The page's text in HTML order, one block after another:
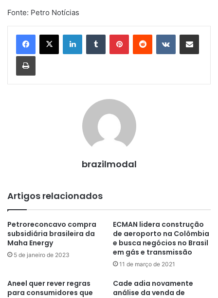
Fonte: Petro Notícias
LinkedinTumblr PinterestReddit VK Compartilhar via e-mail
Imprimir
brazilmodal
Artigos relacionados
Petroreconcavo compra
subsidiária brasileira da
Maha Energy
5 de janeiro de 2023
ECMAN lidera construção
de aeroporto na Colômbia
e busca negócios no Brasil
em gás e transmissão
11 de março de 2021
Aneel quer rever regras
para consumidores que
Cade adia novamente
análise da venda de